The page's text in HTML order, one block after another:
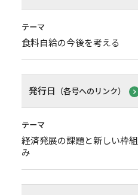
テーマ
食料自給の今後を考える
発行日 （各号へのリンク）
テーマ
経済発展の課題と新しい枠組
み